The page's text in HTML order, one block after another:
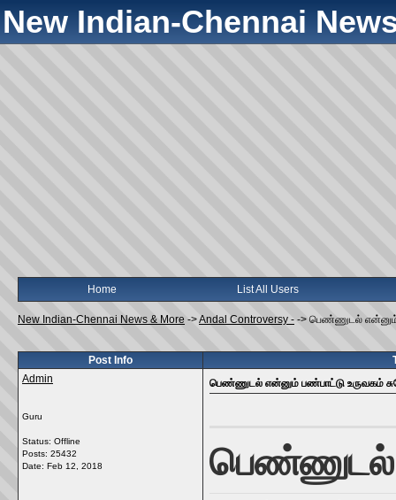
New Indian-Chennai
Home List All Users
New Indian-Chennai News & More ->Andal Controversy - -> பெண்ணுடல் என்னும்
Post Info
Admin
Guru
Status: Offline
Posts: 25432
Date: Feb 12, 2018
பெண்ணுடல் என்னும் பண்பாட்டு உருவகம்
பெண்ணுடல்